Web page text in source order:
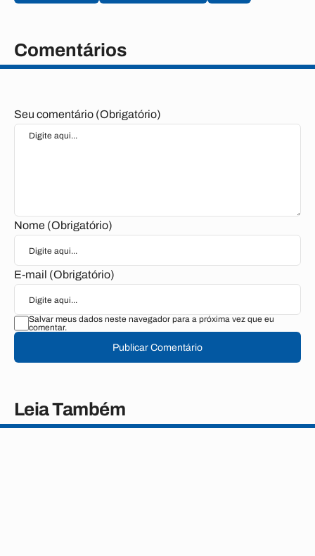
Comentários
Seu comentário (Obrigatório)
Nome (Obrigatório)
E-mail (Obrigatório)
Salvar meus dados neste navegador para a próxima vez que eu
comentar.
Publicar Comentário
Leia Também